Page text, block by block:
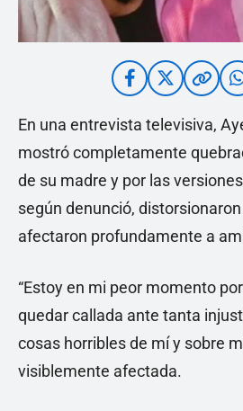
En una entrevista televisiva,
mostró completamente
de su madre y por las
según denunció,
afectaron profundamente a
“Estoy en mi peor momento
quedar callada ante tanta
cosas horribles de mí y sobre
visiblemente afectada.